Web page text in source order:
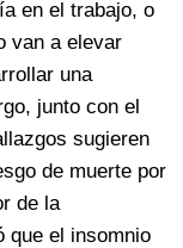
en el trabajo, o
van a elevar
una
junto con el
sugieren
de muerte por
de la
que el insomnio